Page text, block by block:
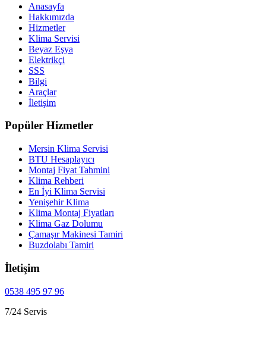
Anasayfa
Hakkımızda
Hizmetler
Klima Servisi
Beyaz Eşya
Elektrikçi
SSS
Bilgi
Araçlar
İletişim
Popüler Hizmetler
Mersin Klima Servisi
BTU Hesaplayıcı
Montaj Fiyat Tahmini
Klima Rehberi
En İyi Klima Servisi
Yenişehir Klima
Klima Montaj Fiyatları
Klima Gaz Dolumu
Çamaşır Makinesi Tamiri
Buzdolabı Tamiri
İletişim
0538 495 97 96
7/24 Servis